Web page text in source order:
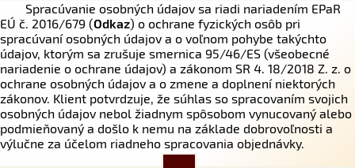
Spracúvanie osobných údajov sa riadi nariadením EPaR
EÚ č. 2016/679 (Odkaz) o ochrane fyzických osôb pri
spracúvaní osobných údajov a o voľnom pohybe takýchto
údajov, ktorým sa zrušuje smernica 95/46/ES (všeobecné
nariadenie o ochrane údajov) a zákonom SR 4. 18/2018 Z. z. o
ochrane osobných údajov a o zmene a doplnení niektorých
zákonov. Klient potvrdzuje, že súhlas so spracovaním svojich
osobných údajov nebol žiadnym spôsobom vynucovaný alebo
podmieňovaný a došlo k nemu na základe dobrovoľnosti a
výlučne za účelom riadneho spracovania objednávky.